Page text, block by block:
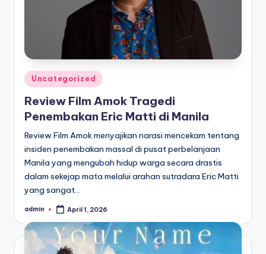
Posted
in
Uncategorized
Review Film Amok Tragedi
Penembakan Eric Matti di Manila
Review Film Amok menyajikan narasi mencekam tentang
insiden penembakan massal di pusat perbelanjaan
Manila yang mengubah hidup warga secara drastis
dalam sekejap mata melalui arahan sutradara Eric Matti
yang sangat…
Posted
admin April 1, 2026